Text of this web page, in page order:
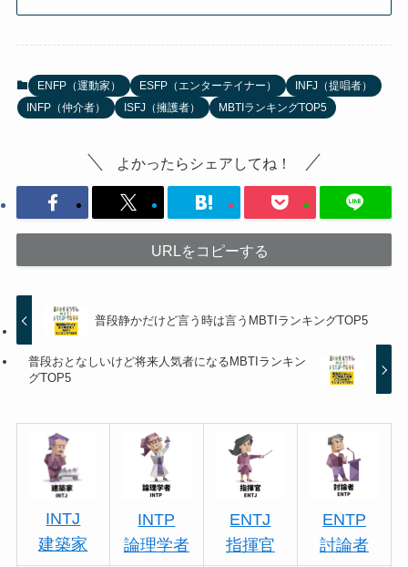
ENFP（運動家） ESFP（エンターテイナー）
INFJ（提唱者）
INFP（仲介者）
ISFJ（擁護者） MBTIランキングTOP5
よかったらシェアしてね！
URLをコピーする
普段静かだけど言う時は言うMBTIランキングTOP5
普段おとなしいけど将来人気者になるMBTIランキン
グTOP5
INTJ
建築家
INTP
論理学者
ENTJ
指揮官
ENTP
討論者